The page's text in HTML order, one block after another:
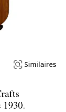
Similaires
1930.